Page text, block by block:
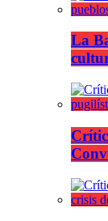
La